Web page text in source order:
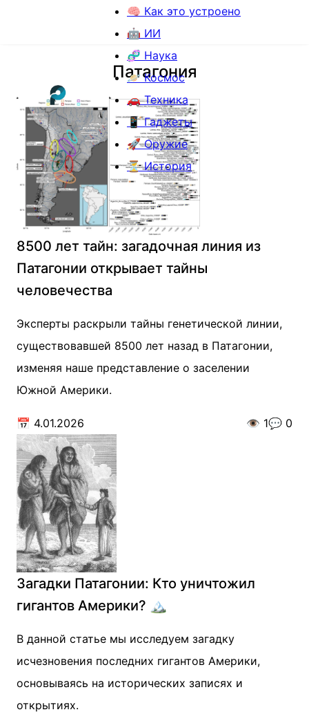
🧠 Как это устроено
🤖 ИИ
🧬 Наука
🪐 Космос
🚗 Техника
📱 Гаджеты
🚀 Оружие
⏳ История
Патагония
8500 лет тайн: загадочная линия из
Патагонии открывает тайны
человечества
Эксперты раскрыли тайны генетической линии,
существовавшей 8500 лет назад в Патагонии,
изменяя наше представление о заселении
Южной Америки.
📅 4.01.2026 👁️ 1💬 0
Загадки Патагонии: Кто уничтожил
гигантов Америки? 🏔️
В данной статье мы исследуем загадку
исчезновения последних гигантов Америки,
основываясь на исторических записях и
открытиях.